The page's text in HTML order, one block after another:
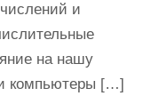
и
на нашу
компьютеры […]